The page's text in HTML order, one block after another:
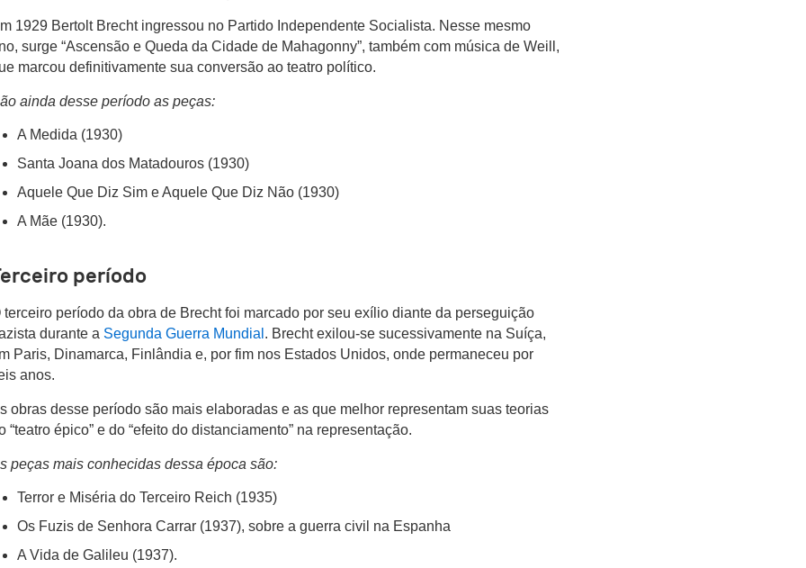
1929 Bertolt Brecht ingressou no Partido Independente Socialista. Nesse mesmo
surge “Ascensão e Queda da Cidade de Mahagonny”, também com música de Weill,
marcou definitivamente sua conversão ao teatro político.
ainda desse período as peças:
A Medida (1930)
Santa Joana dos Matadouros (1930)
Aquele Que Diz Sim e Aquele Que Diz Não (1930)
A Mãe (1930).
período
terceiro período da obra de Brecht foi marcado por seu exílio diante da perseguição
durante a Segunda Guerra Mundial . Brecht exilou-se sucessivamente na Suíça,
Paris, Dinamarca, Finlândia e, por fim nos Estados Unidos, onde permaneceu por
anos.
obras desse período são mais elaboradas e as que melhor representam suas teorias
“teatro épico” e do “efeito do distanciamento” na representação.
peças mais conhecidas dessa época são:
Terror e Miséria do Terceiro Reich (1935)
Os Fuzis de Senhora Carrar (1937), sobre a guerra civil na Espanha
A Vida de Galileu (1937).